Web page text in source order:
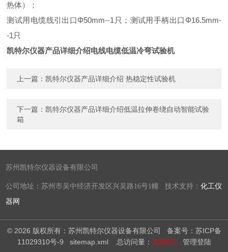
热体）；
测试用电缆线引出口Φ50mm--1只；测试用手柄出口Φ16.5mm-
-1只
凯特尔仪器产品详细介绍电线电缆低温冷弯试验机
上一篇：凯特尔仪器产品详细介绍 热稳定性试验机
下一篇：凯特尔仪器产品详细介绍低温拉伸卷绕自动智能试验
箱
苏州凯特尔仪器设备有限公司
公司地址：苏州市吴中经济开发区兴吴路16号1幢 技术支持：化工仪
器网
© 2026 版权所有：苏州凯特尔仪器设备有限公司 备案号：苏ICP备
11029310号-9
sitemap.xml 总访问量： 326957 管理登陆